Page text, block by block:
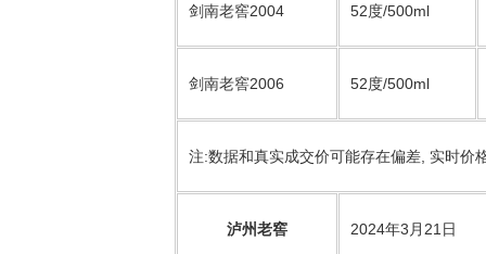
剑南老窖2004 52度/500ml
剑南老窖2006 52度/500ml
注:数据和真实成交价可能存在偏差, 实时价
泸州老窖 2024年3月21日